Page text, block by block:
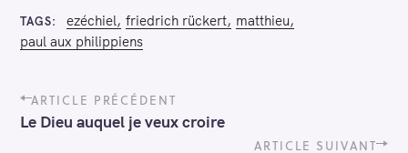
TAGS ezéchiel friedrich rückert
matthieu
paul aux philippiens
P
o
s
ARTICLE PRÉCÉDENT
Le Dieu auquel je veux croire
ARTICLE SUIVANT